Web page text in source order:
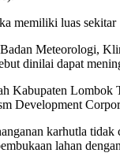
memiliki luas sekitar
Meteorologi,
dinilai dapat
Kabupaten
Development
karhutla tidak
lahan